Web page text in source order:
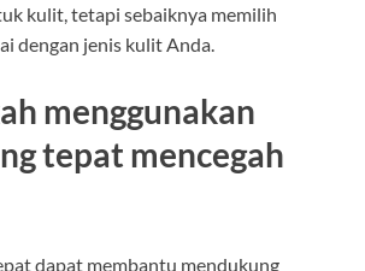
kulit, tetapi sebaiknya memilih
dengan jenis kulit Anda.
menggunakan
tepat mencegah
dapat membantu mendukung